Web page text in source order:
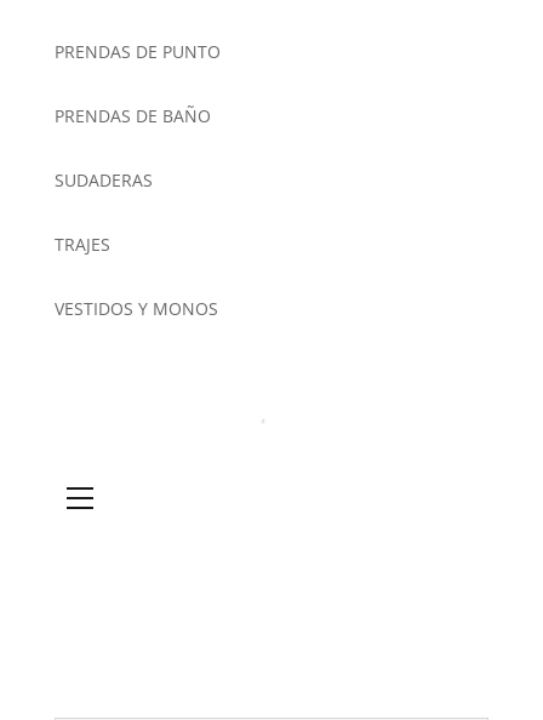
PRENDAS DE PUNTO
PRENDAS DE BAÑO
SUDADERAS
TRAJES
VESTIDOS Y MONOS